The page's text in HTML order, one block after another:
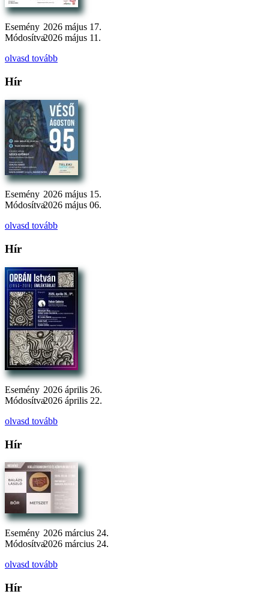
Esemény 2026 május 17.
Módosítva2026 május 11.
olvasd tovább
Hír
Esemény 2026 május 15.
Módosítva2026 május 06.
olvasd tovább
Hír
Esemény 2026 április 26.
Módosítva2026 április 22.
olvasd tovább
Hír
Esemény 2026 március 24.
Módosítva2026 március 24.
olvasd tovább
Hír